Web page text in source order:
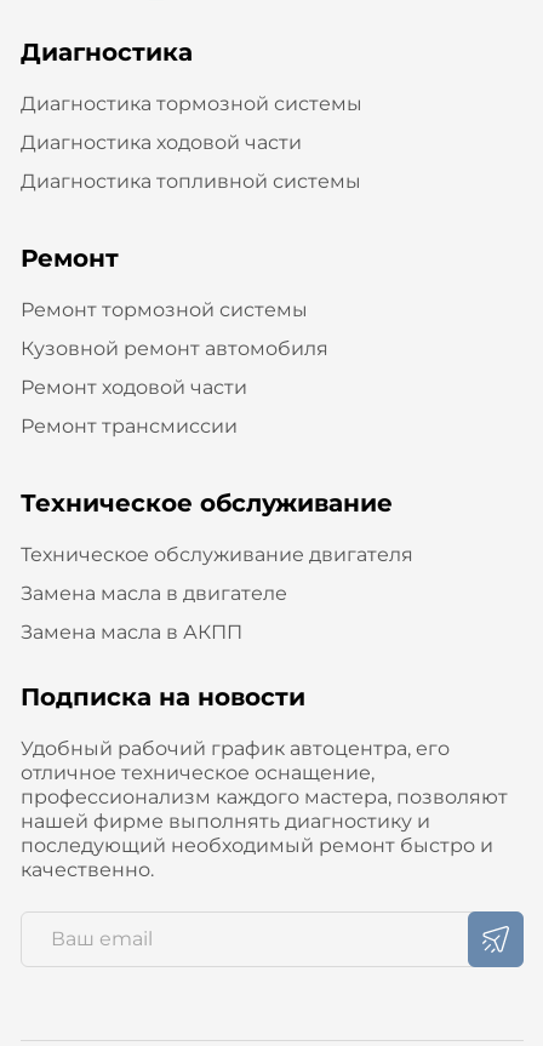
Диагностика
Диагностика тормозной системы
Диагностика ходовой части
Диагностика топливной системы
Ремонт
Ремонт тормозной системы
Кузовной ремонт автомобиля
Ремонт ходовой части
Ремонт трансмиссии
Техническое обслуживание
Техническое обслуживание двигателя
Замена масла в двигателе
Замена масла в АКПП
Подписка на новости
Удобный рабочий график автоцентра, его
отличное техническое оснащение,
профессионализм каждого мастера, позволяют
нашей фирме выполнять диагностику и
последующий необходимый ремонт быстро и
качественно.